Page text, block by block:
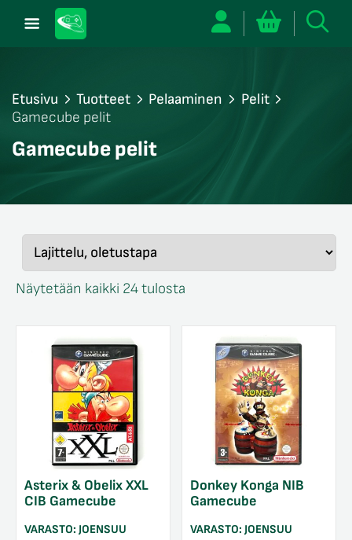
Etusivu Tuotteet Pelaaminen
Pelit
Gamecube pelit
Gamecube pelit
Näytetään kaikki 24 tulosta
Asterix & Obelix XXL
CIB Gamecube
VARASTO: JOENSUU
Donkey Konga NIB
Gamecube
VARASTO: JOENSUU
sulje
sulje
sulje